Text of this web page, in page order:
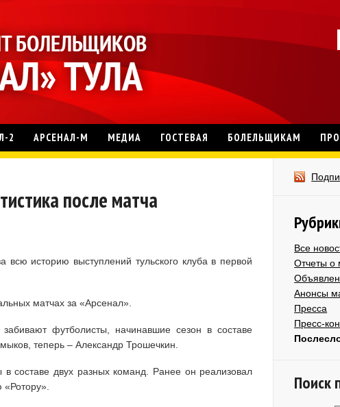
2 АРСЕНАЛ-М МЕДИА ГОСТЕВАЯ БОЛЕЛЬЩИКАМ
после матча
историю выступлений тульского клуба в первой
матчах за «Арсенал».
футболисты, начинавшие сезон в составе
теперь – Александр Трошечкин.
составе двух разных команд. Ранее он реализовал
«Ротору».
Все
Отчеты о
Анонсы
Пресса
Пресс-
Поиск